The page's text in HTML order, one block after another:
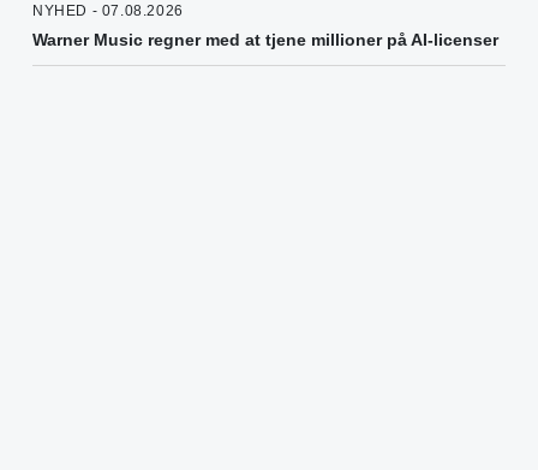
NYHED - 07.08.2026
Warner Music regner med at tjene millioner på AI-licenser